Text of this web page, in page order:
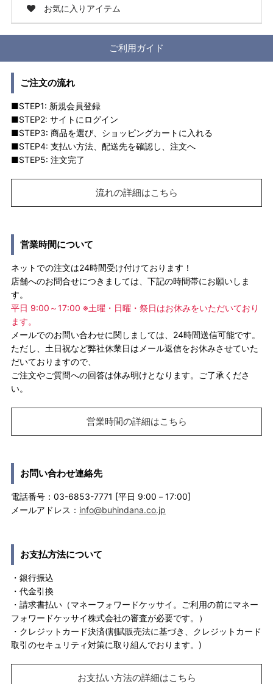
お気に入りアイテム
ご利用ガイド
ご注文の流れ
■STEP1: 新規会員登録
■STEP2: サイトにログイン
■STEP3: 商品を選び、ショッピングカートに入れる
■STEP4: 支払い方法、配送先を確認し、注文へ
■STEP5: 注文完了
流れの詳細はこちら
営業時間について
ネットでの注文は24時間受け付けております！
店舗へのお問合せにつきましては、下記の時間帯にお願いしま
す。
平日 9:00～17:00 ※土曜・日曜・祭日はお休みをいただいており
ます。
メールでのお問い合わせに関しましては、24時間送信可能です。
ただし、土日祝など弊社休業日はメール返信をお休みさせていた
だいておりますので、
ご注文やご質問への回答は休み明けとなります。ご了承くださ
い。
営業時間の詳細はこちら
お問い合わせ連絡先
電話番号：03-6853-7771 [平日 9:00－17:00]
メールアドレス： info@buhindana.co.jp
お支払方法について
・銀行振込
・代金引換
・請求書払い（マネーフォワードケッサイ。ご利用の前にマネー
フォワードケッサイ株式会社の審査が必要です。）
・クレジットカード決済(割賦販売法に基づき、クレジットカード
取引のセキュリティ対策に取り組んでおります。)
お支払い方法の詳細はこちら